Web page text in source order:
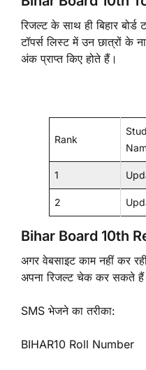
रिजल्ट के साथ ही बिहार बोर्ड
टॉपर्स लिस्ट में उन छात्रों के
अंक प्राप्त किए होते हैं।
Rank
1
2
Bihar Board 10th
अगर वेबसाइट काम नहीं कर
अपना रिजल्ट चेक कर सकते
SMS भेजने का तरीका:
BIHAR10 Roll Number